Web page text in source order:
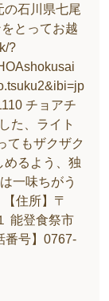
の石川県七尾
とってお越
?
チョアチ
た、ライト
てもザクザク
めるよう、独
一味ちがう
住所】〒
能登食祭市
番号】0767-